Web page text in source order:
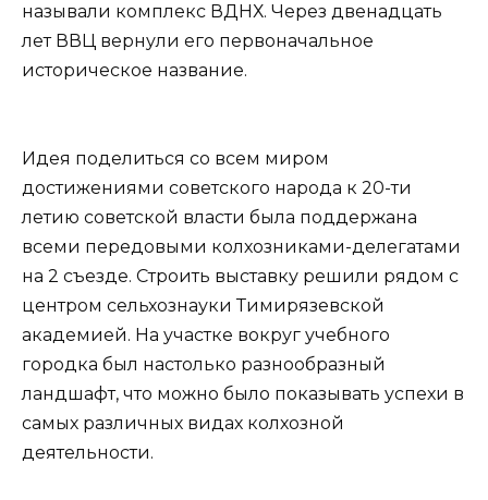
называли комплекс ВДНХ. Через двенадцать
лет ВВЦ вернули его первоначальное
историческое название.
Идея поделиться со всем миром
достижениями советского народа к 20-ти
летию советской власти была поддержана
всеми передовыми колхозниками-делегатами
на 2 съезде. Строить выставку решили рядом с
центром сельхознауки Тимирязевской
академией. На участке вокруг учебного
городка был настолько разнообразный
ландшафт, что можно было показывать успехи в
самых различных видах колхозной
деятельности.